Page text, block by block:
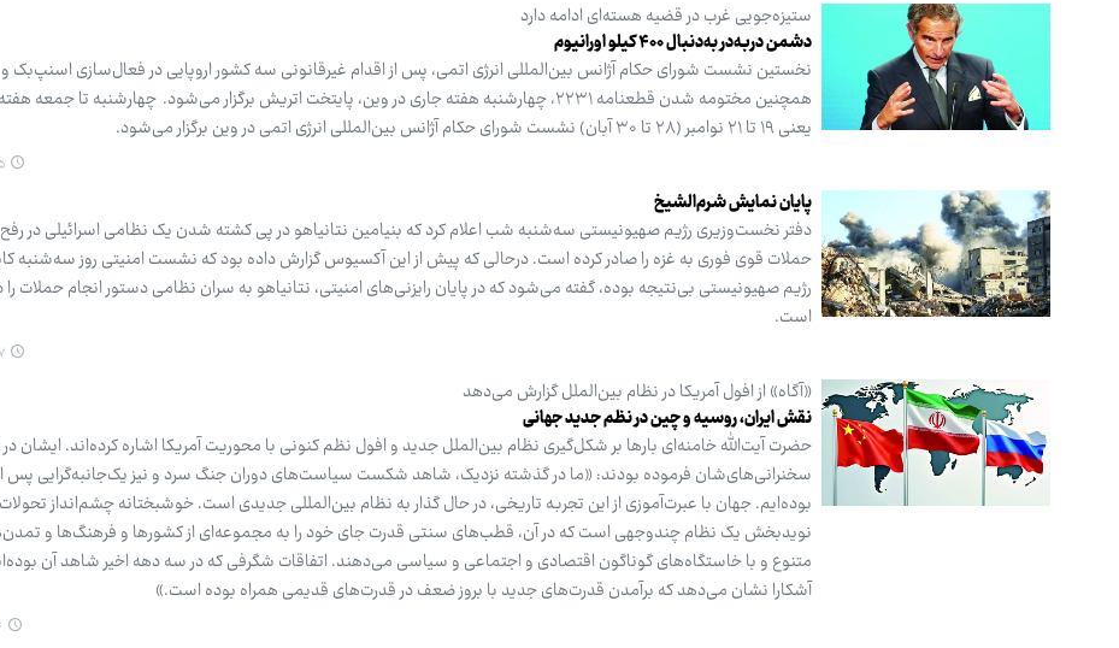
ستیزه‌جویی غرب در قضیه هسته‌ای ادامه دارد
دشمن دربه‌در به‌دنبال ۴۰۰ کیلو اورانیوم
نخستین نشست شورای حکام آژانس بین‌المللی انرژی اتمی، پس از اقدام غیرقانونی سه کشور اروپایی در فعال‌سازی اسنپ‌بک و
همچنین مختومه شدن قطعنامه ۲۲۳۱، چهارشنبه هفته جاری در وین، پایتخت اتریش برگزار می‌شود. چهارشنبه تا جمعه
یعنی ۱۹ تا ۲۱ نوامبر (۲۸ تا ۳۰ آبان) نشست شورای حکام آژانس بین‌المللی انرژی اتمی در وین برگزار می‌شود.
پایان نمایش شرم‌الشیخ
دفتر نخست‌وزیری رژیم صهیونیستی سه‌شنبه شب اعلام کرد که بنیامین نتانیاهو در پی کشته شدن یک نظامی اسرائیلی در
حملات قوی فوری به غزه را صادر کرده است. درحالی که پیش از این آکسیوس گزارش داده بود که نشست امنیتی روز سه‌شنبه
رژیم صهیونیستی بی‌نتیجه بوده، گفته می‌شود که در پایان رایزنی‌های امنیتی، نتانیاهو به سران نظامی دستور انجام حملات را
است.
«آگاه» از افول آمریکا در نظام بین‌الملل گزارش می‌دهد
نقش ایران، روسیه و چین در نظم جدید جهانی
حضرت آیت‌الله خامنه‌ای بارها بر شکل‌گیری نظام بین‌الملل جدید و افول نظم کنونی با محوریت آمریکا اشاره کرده‌اند. ایشان در
سخنرانی‌های‌شان فرموده بودند: «ما در گذشته نزدیک، شاهد شکست سیاست‌های دوران جنگ سرد و نیز یک‌جانبه‌گرایی پس
بوده‌ایم. جهان با عبرت‌آموزی از این تجربه تاریخی، در حال گذار به نظام بین‌المللی جدیدی است. خوشبختانه چشم‌انداز
نویدبخش یک نظام چندوجهی است که در آن، قطب‌های سنتی قدرت جای خود را به مجموعه‌ای از کشورها و فرهنگ‌ها و
متنوع و با خاستگاه‌های گوناگون اقتصادی و اجتماعی و سیاسی می‌دهند. اتفاقات شگرفی که در سه دهه اخیر شاهد آن
آشکارا نشان می‌دهد که برآمدن قدرت‌های جدید با بروز ضعف در قدرت‌های قدیمی همراه بوده است.»